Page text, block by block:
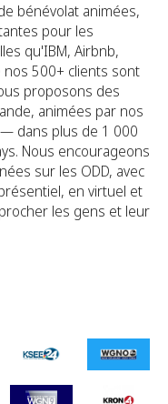
bénévolat animées,
pour les
qu'IBM, Airbnb,
nos 500+ clients sont
proposons des
animées par nos
dans plus de 1 000
Nous encourageons
sur les ODD, avec
en virtuel et
les gens et leur